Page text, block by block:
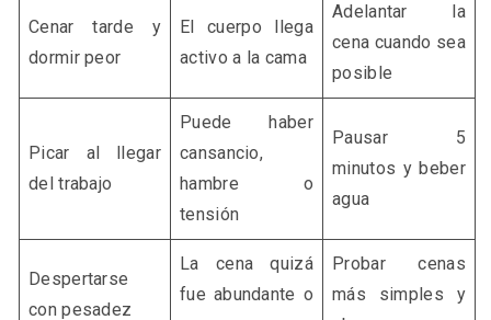
Cenar tarde y
dormir peor
El cuerpo llega
activo a la cama
Adelantar la
cena cuando sea
posible
Picar al llegar
del trabajo
Puede haber
cansancio,
hambre o
tensión
Pausar 5
minutos y beber
agua
Despertarse
con pesadez
La cena quizá
fue abundante o
Probar cenas
más simples y